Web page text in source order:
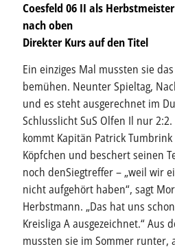
Coesfeld 06 II als
nach oben
Direkter Kurs auf den Titel
Ein einziges Mal mussten sie
bemühen. Neunter Spieltag,
und es steht ausgerechnet im
Schlusslicht SuS Olfen Il nur
kommt Kapitän Patrick
Köpfchen und beschert seinen
noch denSiegtreffer – „weil wir
nicht aufgehört haben“, sagt
Herbstmann. „Das hat uns
Kreisliga A ausgezeichnet.“ Aus
mussten sie im Sommer runter,